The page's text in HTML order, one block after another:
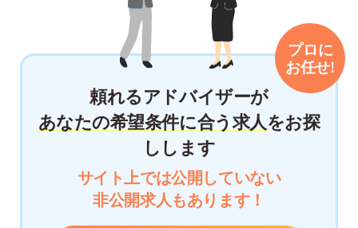
頼れるアドバイザーが
あなたの希望条件に合う求人をお探
しします
サイト上では公開していない
非公開求人もあります！